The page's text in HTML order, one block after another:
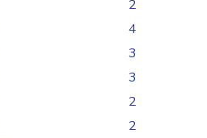
2
4
3
3
2
2